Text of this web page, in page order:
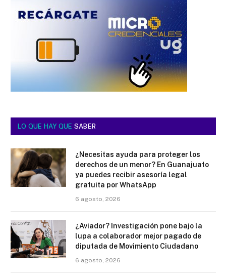
LO QUE HAY QUE SABER
¿Necesitas ayuda para proteger los
derechos de un menor? En Guanajuato
ya puedes recibir asesoría legal
gratuita por WhatsApp
6 agosto, 2026
¿Aviador? Investigación pone bajo la
lupa a colaborador mejor pagado de
diputada de Movimiento Ciudadano
6 agosto, 2026